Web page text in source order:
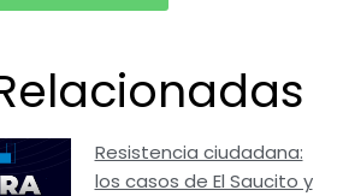
Resistencia ciudadana:
los casos de El Saucito y